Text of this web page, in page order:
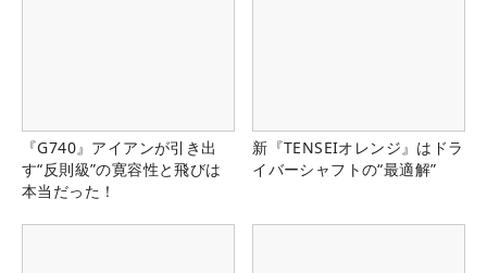
『G740』アイアンが引き出
す“反則級”の寛容性と飛びは
本当だった！
新『TENSEIオレンジ』はドラ
イバーシャフトの“最適解”